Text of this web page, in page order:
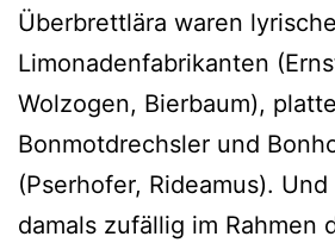
Überbrettlära waren lyrische
Limonadenfabrikanten
Wolzogen, Bierbaum), platte
Bonmotdrechsler und
(Pserhofer, Rideamus).
damals zufällig im Rahmen